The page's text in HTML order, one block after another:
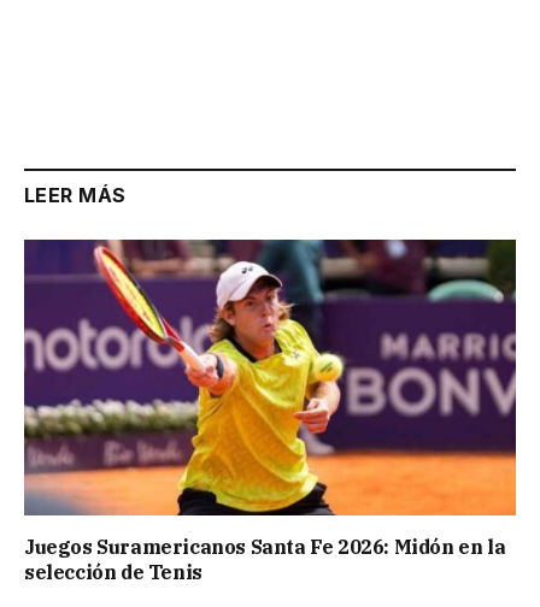
LEER MÁS
Juegos Suramericanos Santa Fe 2026: Midón en la
selección de Tenis